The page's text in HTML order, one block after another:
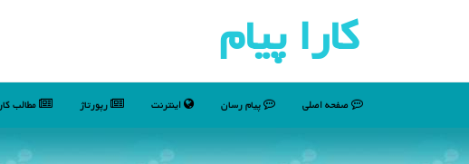
كارا پیام
صفحه اصلی پیام رسان اینترنت رپورتاژ مطالب